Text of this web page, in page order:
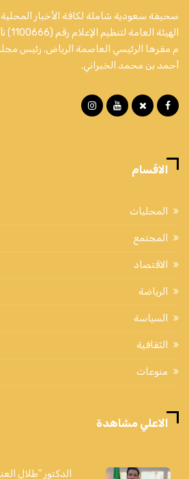
صحيفة سعودية شاملة لكافة الأخبار
م مقرها الرئيسي العاصمة الرياض. رئيس
أحمد بن محمد الخبراني.
الاقسام
المحليات
المجتمع
الاقتصاد
الرياضة
السياسة
الثقافية
منوعات
الاعلي مشاهدة
الدكتور "طلال